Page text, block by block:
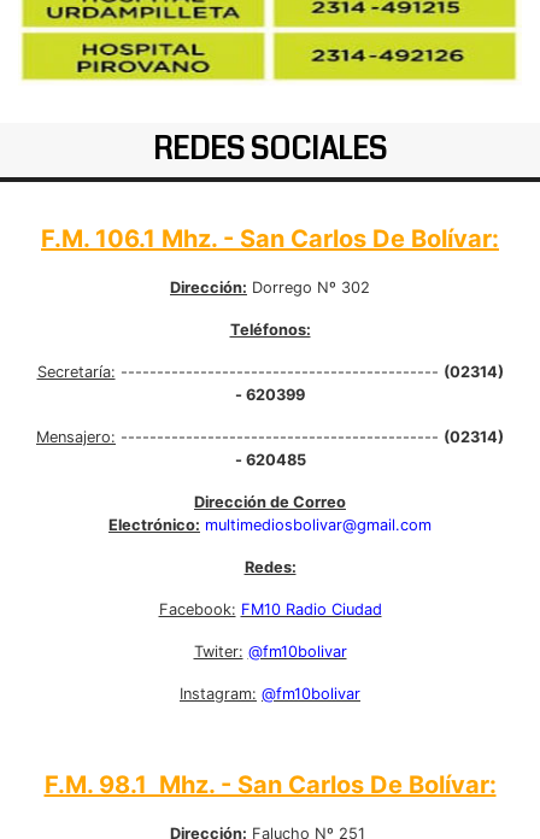
REDES SOCIALES
F.M. 106.1 Mhz. - San Carlos De Bolívar:
Dirección: Dorrego Nº 302
Teléfonos:
Secretaría: -------------------------------------------- (02314)
- 620399
Mensajero: -------------------------------------------- (02314)
- 620485
Dirección de Correo
Electrónico: multimediosbolivar@gmail.com
Redes:
Facebook: FM10 Radio Ciudad
Twiter: @fm10bolivar
Instagram: @fm10bolivar
F.M. 98.1 Mhz. - San Carlos De Bolívar:
Dirección: Falucho Nº 251